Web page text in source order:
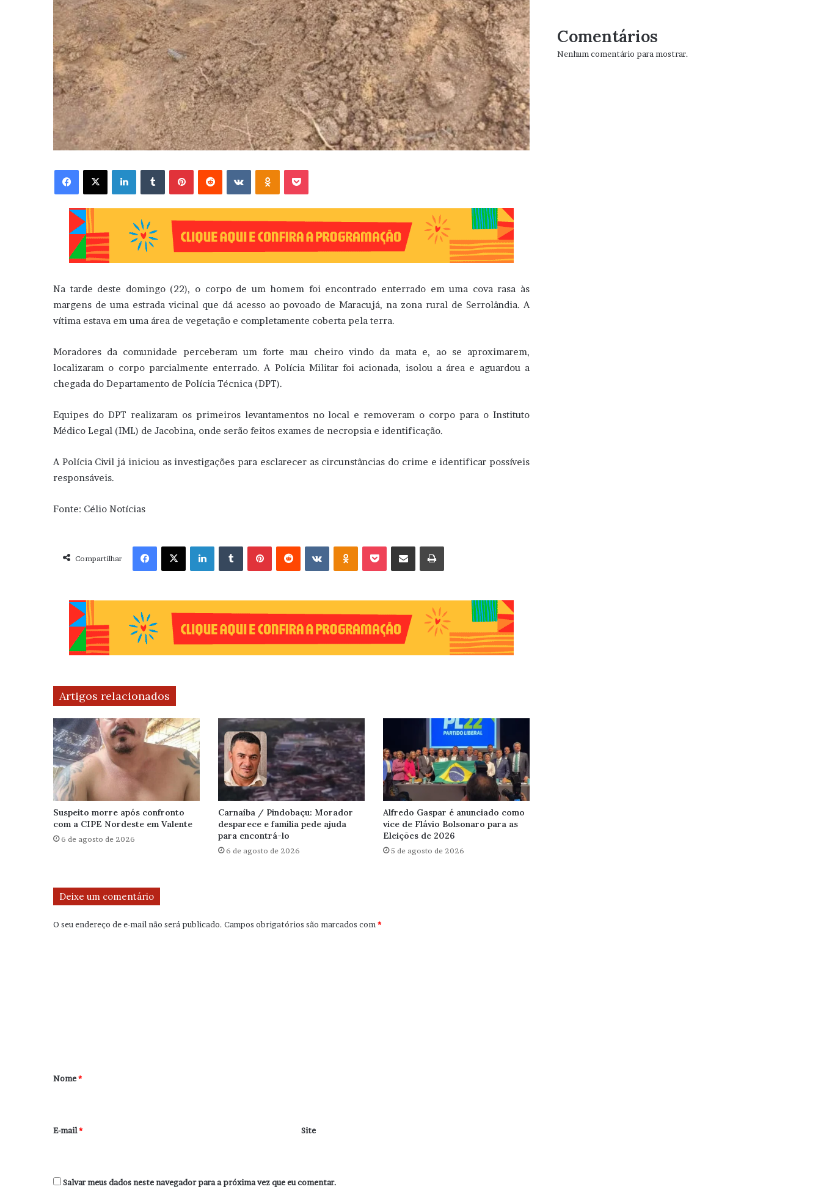
Facebook X Linkedin VK OK
Na tarde deste domingo (22), o corpo de um homem foi encontrado enterrado em uma cova rasa às
margens de uma estrada vicinal que dá acesso ao povoado de Maracujá, na zona rural de Serrolândia. A
vítima estava em uma área de vegetação e completamente coberta pela terra.
Moradores da comunidade perceberam um forte mau cheiro vindo da mata e, ao se aproximarem,
localizaram o corpo parcialmente enterrado. A Polícia Militar foi acionada, isolou a área e aguardou a
chegada do Departamento de Polícia Técnica (DPT).
Equipes do DPT realizaram os primeiros levantamentos no local e removeram o corpo para o Instituto
Médico Legal (IML) de Jacobina, onde serão feitos exames de necropsia e identificação.
A Polícia Civil já iniciou as investigações para esclarecer as circunstâncias do crime e identificar possíveis
responsáveis.
Fonte: Célio Notícias
Compartilhar
Facebook X Linkedin VK OK
Artigos relacionados
Suspeito morre após confronto
com a CIPE Nordeste em Valente
6 de agosto de 2026
Carnaíba / Pindobaçu: Morador
desparece e família pede ajuda
para encontrá-lo
6 de agosto de 2026
Alfredo Gaspar é anunciado como
vice de Flávio Bolsonaro para as
Eleições de 2026
5 de agosto de 2026
Deixe um comentário
O seu endereço de e-mail não será publicado. Campos obrigatórios são marcados com*
r
*
Nome*
E-mail* Site
Salvar meus dados neste navegador para a próxima vez que eu comentar.
Comentários
Nenhum comentário para mostrar.